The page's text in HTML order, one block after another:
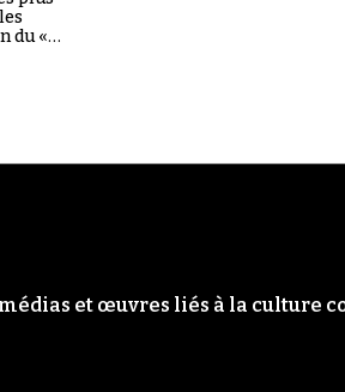
du «
et œuvres liés à la culture